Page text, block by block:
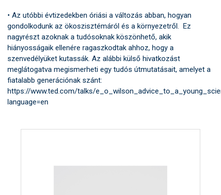
• Az utóbbi évtizedekben óriási a változás abban, hogyan
gondolkodunk az ökoszisztémáról és a környezetről. Ez
nagyrészt azoknak a tudósoknak köszönhető, akik
hiányosságaik ellenére ragaszkodtak ahhoz, hogy a
szenvedélyüket kutassák. Az alábbi külső hivatkozást
meglátogatva megismerheti egy tudós útmutatásait, amelyet a
fiatalabb generációnak szánt:
https://www.ted.com/talks/
language=en